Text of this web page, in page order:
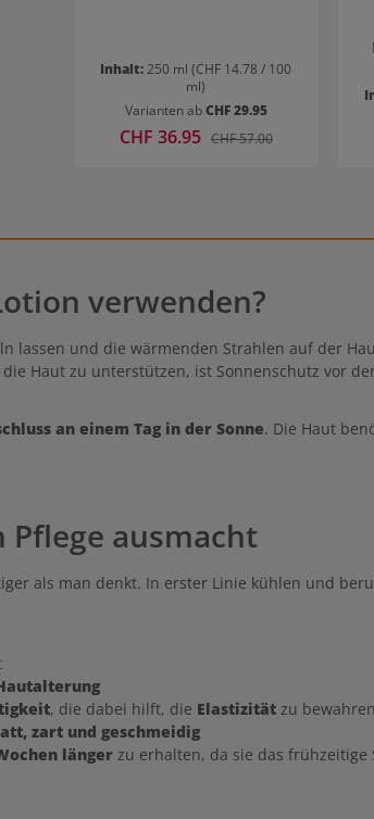
Inhalt:250 ml(CHF 14.78 / 100
ml)
Varianten abCHF 29.95
Verkaufspreis:
CHF 36.95 Regulärer Preis:
CHF 57.00
verwenden?
lassen und die wärmenden Strahlen auf der
Haut zu unterstützen, ist Sonnenschutz vor
an einem Tag in der Sonne. Die Haut
Pflege ausmacht
als man denkt. In erster Linie kühlen und
, die dabei hilft, die Elastizität zu
zart und geschmeidig
länger zu erhalten, da sie das